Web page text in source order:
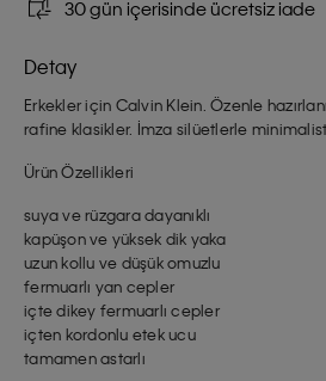
30 gün içerisinde ücretsiz iade
Detay
Erkekler için Calvin Klein. Özenle
rafine klasikler. İmza silüetlerle
Ürün Özellikleri
suya ve rüzgara dayanıklı
kapüşon ve yüksek dik yaka
uzun kollu ve düşük omuzlu
fermuarlı yan cepler
içte dikey fermuarlı cepler
içten kordonlu etek ucu
tamamen astarlı